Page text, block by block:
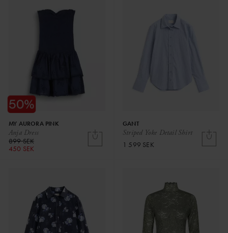
Anja Dress
MY AURORA PINK
899 SEK
450 SEK
Striped Yoke Detail Shirt
GANT
1 599 SEK